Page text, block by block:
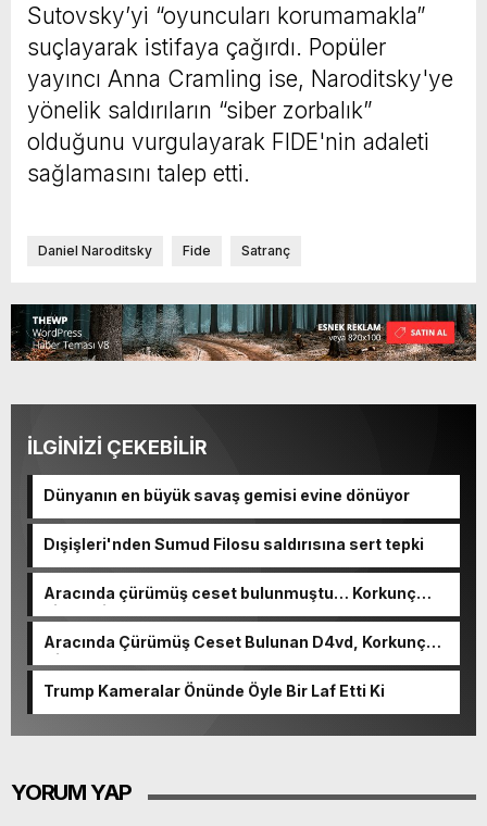
Sutovsky’yi “oyuncuları korumamakla”
suçlayarak istifaya çağırdı. Popüler
yayıncı Anna Cramling ise, Naroditsky'ye
yönelik saldırıların “siber zorbalık”
olduğunu vurgulayarak FIDE'nin adaleti
sağlamasını talep etti.
Daniel Naroditsky Fide Satranç
İLGİNİZİ ÇEKEBİLİR
Dünyanın en büyük savaş gemisi evine dönüyor
Dışişleri'nden Sumud Filosu saldırısına sert tepki
Aracında çürümüş ceset bulunmuştu… Korkunç
cinayetin detayları ortaya çıktı
Aracında Çürümüş Ceset Bulunan D4vd, Korkunç
Cinayetle Yargılanıyor
Trump Kameralar Önünde Öyle Bir Laf Etti Ki
YORUM YAP